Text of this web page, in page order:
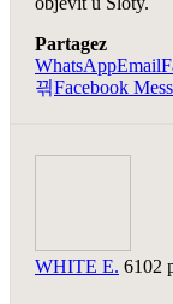
Partagez
WhatsAppEmail
Facebook
WHITE E. 6102